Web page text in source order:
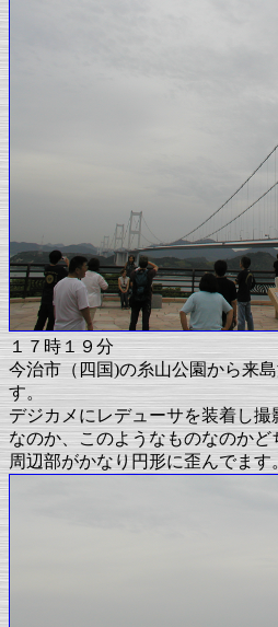
１７時１９分
今治市（四国)の糸山公園から来
す。
デジカメにレデューサを装着し
なのか、このようなものなのか
周辺部がかなり円形に歪んでます